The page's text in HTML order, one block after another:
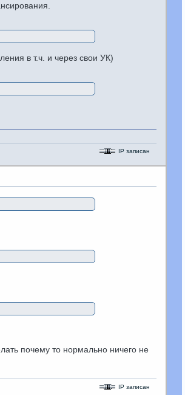
в т.ч. и через свои УК)
IP записан
почему то нормально ничего не
IP записан